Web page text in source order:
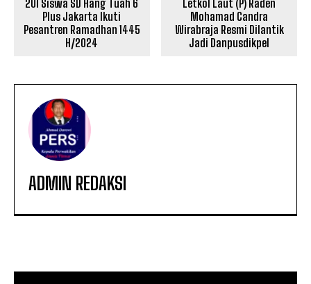
201 Siswa SD Hang Tuah 6
Plus Jakarta Ikuti
Pesantren Ramadhan 1445
H/2024
Letkol Laut (P) Raden
Mohamad Candra
Wirabraja Resmi Dilantik
Jadi Danpusdikpel
ADMIN REDAKSI